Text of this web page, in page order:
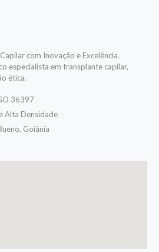
com Inovação e Excelência.
especialista em transplante capilar,
ética.
36397
Alta Densidade
Goiânia